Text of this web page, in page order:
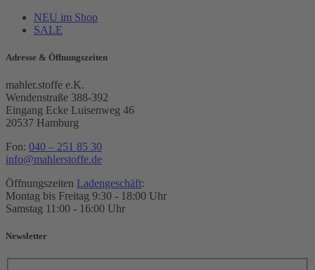
NEU im Shop
SALE
Adresse & Öffnungszeiten
mahler.stoffe e.K.
Wendenstraße 388-392
Eingang Ecke Luisenweg 46
20537 Hamburg
Fon: 040 – 251 85 30
info@mahlerstoffe.de
Öffnungszeiten Ladengeschäft:
Montag bis Freitag 9:30 - 18:00 Uhr
Samstag 11:00 - 16:00 Uhr
Newsletter